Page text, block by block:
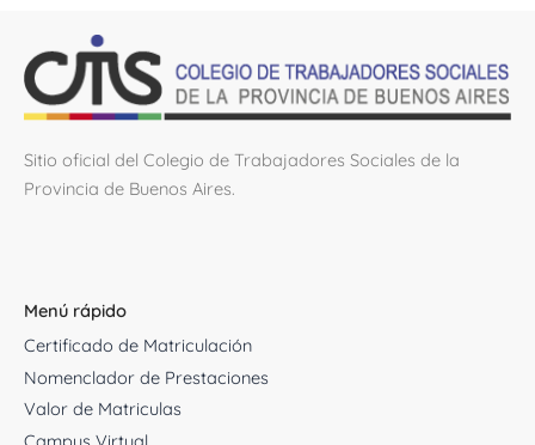
Sitio oficial del Colegio de Trabajadores Sociales de la
Provincia de Buenos Aires.
Menú rápido
Certificado de Matriculación
Nomenclador de Prestaciones
Valor de Matriculas